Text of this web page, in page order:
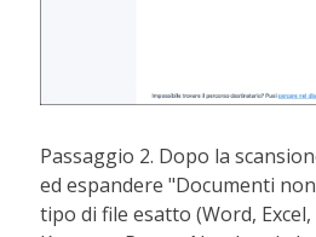
Passaggio 2. Dopo la
ed espandere "Documenti
tipo di file esatto (Word,